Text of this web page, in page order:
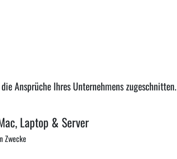
Ansprüche Ihres Unternehmens zugeschnitten.
Laptop & Server
Zwecke